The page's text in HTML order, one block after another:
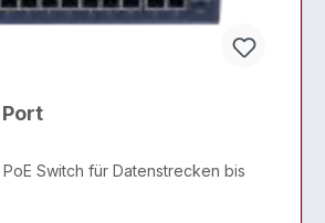
Switch für Datenstrecken bis